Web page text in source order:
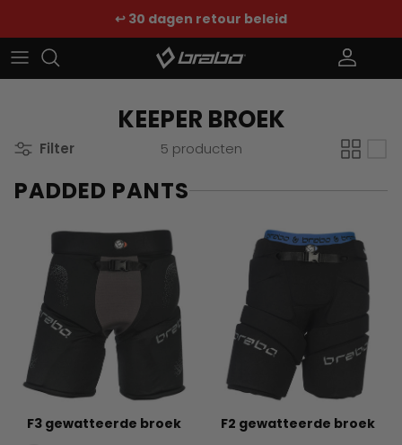
↩️ 30 dagen retour beleid
KEEPER BROEK
Filter 5 producten
PADDED PANTS
F3 gewatteerde broek F2 gewatteerde broek